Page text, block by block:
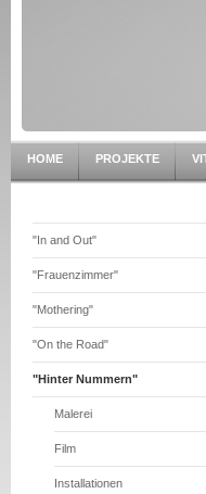
HOME PROJEKTE
"In and Out"
"Frauenzimmer"
"Mothering"
"On the Road"
"Hinter Nummern"
Malerei
Film
Installationen